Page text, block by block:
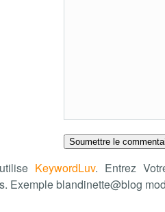
KeywordLuv. Entrez
Exemple blandinette@blog